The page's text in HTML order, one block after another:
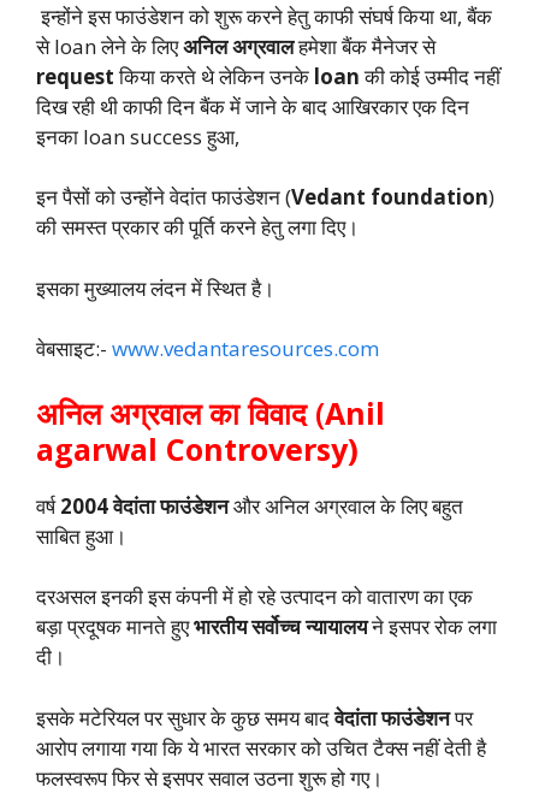
इन्होंने इस फाउंडेशन को शुरू करने हेतु काफी संघर्ष किया था, बैंक
से loan लेने के लिएअनिल अग्रवालहमेशा बैंक मैनेजर से
requestकिया करते थे लेकिन उनके loanकी कोई उम्मीद नहीं
दिख रही थी काफी दिन बैंक में जाने के बाद आखिरकार एक दिन
इनका loan success हुआ,
इन पैसों को उन्होंने वेदांत फाउंडेशन (Vedant foundation)
की समस्त प्रकार की पूर्ति करने हेतु लगा दिए।
इसका मुख्यालय लंदन में स्थित है।
वेबसाइट:- www.vedantaresources.com
अनिल अग्रवाल का विवाद(Anil
agarwal Controversy)
वर्ष2004 वेदांता फाउंडेशनऔर अनिल अग्रवाल के लिए बहुत
साबित हुआ।
दरअसल इनकी इस कंपनी में हो रहे उत्पादन को वातारण का एक
बड़ा प्रदूषक मानते हुएभारतीय सर्वोच्च न्यायालयने इसपर रोक लगा
दी।
इसके मटेरियल पर सुधार के कुछ समय बादवेदांता फाउंडेशनपर
आरोप लगाया गया कि ये भारत सरकार को उचित टैक्स नहीं देती है
फलस्वरूप फिर से इसपर सवाल उठना शुरू हो गए।